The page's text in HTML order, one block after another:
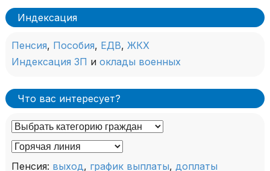
Индексация
Пенсия, Пособия, ЕДВ, ЖКХ
Индексация ЗП и оклады военных
Что вас интересует?
Пенсия: выход, график выплаты, доплаты